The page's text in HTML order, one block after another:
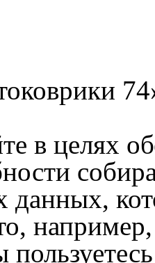
в целях
данных,
обработке